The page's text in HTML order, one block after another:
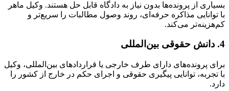
بسیاری از پرونده‌ها بدون نیاز به دادگاه قابل حل هستند. وکیل ماهر
با توانایی مذاکره حرفه‌ای، روند وصول مطالبات را سریع‌تر و
کم‌هزینه‌تر می‌کند.
4. دانش حقوقی بین‌المللی
برای پرونده‌های دارای طرف خارجی یا قراردادهای بین‌المللی، وکیل
با تجربه، توانایی پیگیری حقوقی و اجرای حکم در خارج از کشور را
دارد.